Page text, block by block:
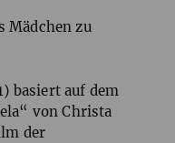
Mädchen zu
basiert auf dem
von Christa
der